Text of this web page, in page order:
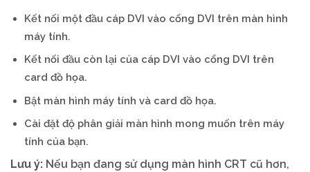
Kết nối một đầu cáp DVI vào cổng DVI trên màn hình
máy tính.
Kết nối đầu còn lại của cáp DVI vào cổng DVI trên
card đồ họa.
Bật màn hình máy tính và card đồ họa.
Cài đặt độ phân giải màn hình mong muốn trên máy
tính của bạn.
Lưu ý: Nếu bạn đang sử dụng màn hình CRT cũ hơn,